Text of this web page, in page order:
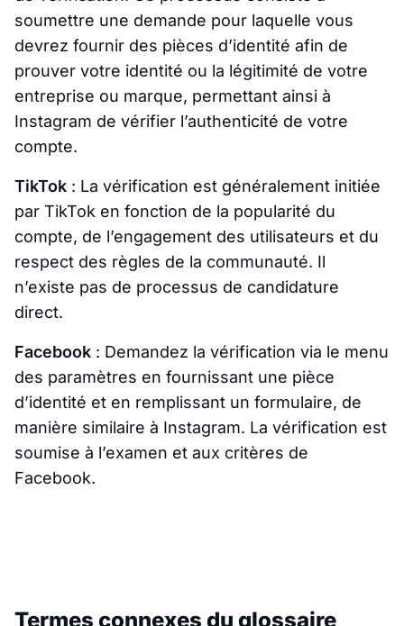
soumettre une demande pour laquelle vous
devrez fournir des pièces d’identité afin de
prouver votre identité ou la légitimité de votre
entreprise ou marque, permettant ainsi à
Instagram de vérifier l’authenticité de votre
compte.
TikTok : La vérification est généralement initiée
par TikTok en fonction de la popularité du
compte, de l’engagement des utilisateurs et du
respect des règles de la communauté. Il
n’existe pas de processus de candidature
direct.
Facebook : Demandez la vérification via le menu
des paramètres en fournissant une pièce
d’identité et en remplissant un formulaire, de
manière similaire à Instagram. La vérification est
soumise à l’examen et aux critères de
Facebook.
Termes connexes du glossaire